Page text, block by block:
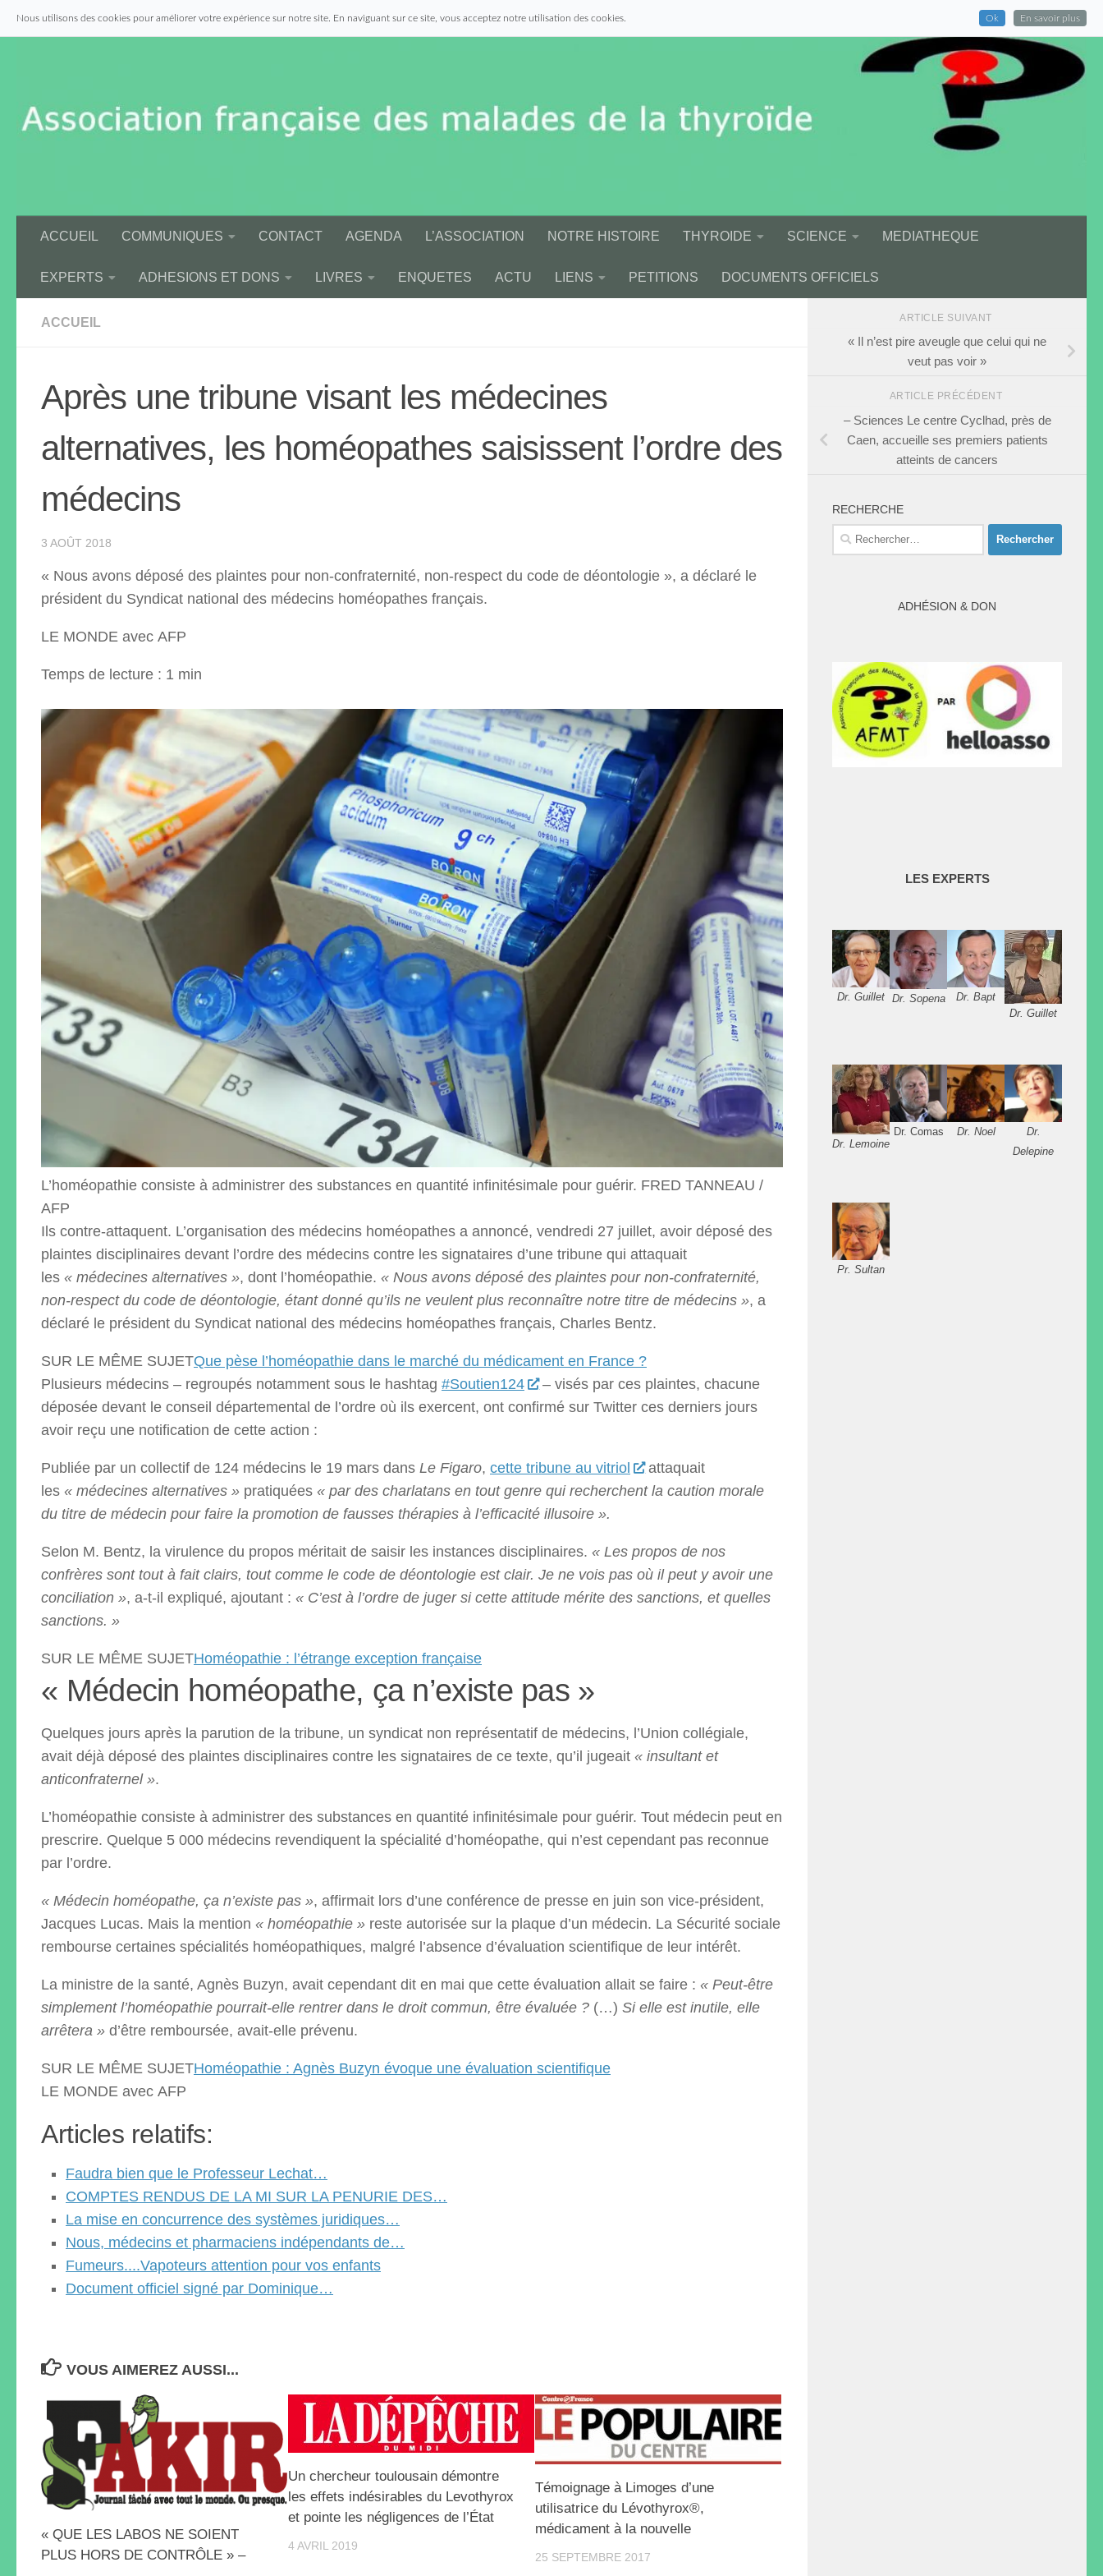
Skip to content
ACCUEIL COMMUNIQUES CONTACT AGENDA L’ASSOCIATION NOTRE HISTOIRE THYROIDE SCIENCE MEDIATHEQUE
EXPERTS ADHESIONS ET DONS LIVRES ENQUETES ACTU LIENS PETITIONS DOCUMENTS OFFICIELS
ACCUEIL
Après une tribune visant les médecines
alternatives, les homéopathes saisissent l’ordre des
médecins
3 AOÛT 2018
« Nous avons déposé des plaintes pour non-confraternité, non-respect du code de déontologie », a déclaré le
président du Syndicat national des médecins homéopathes français.
LE MONDE avec AFP
Temps de lecture : 1 min
L’homéopathie consiste à administrer des substances en quantité infinitésimale pour guérir. FRED TANNEAU /
AFP
Ils contre-attaquent. L’organisation des médecins homéopathes a annoncé, vendredi 27 juillet, avoir déposé des
plaintes disciplinaires devant l’ordre des médecins contre les signataires d’une tribune qui attaquait
les « médecines alternatives », dont l’homéopathie. « Nous avons déposé des plaintes pour non-confraternité,
non-respect du code de déontologie, étant donné qu’ils ne veulent plus reconnaître notre titre de médecins », a
déclaré le président du Syndicat national des médecins homéopathes français, Charles Bentz.
SUR LE MÊME SUJETQue pèse l’homéopathie dans le marché du médicament en France ?
Plusieurs médecins – regroupés notamment sous le hashtag #Soutien124
– visés par ces plaintes, chacune
déposée devant le conseil départemental de l’ordre où ils exercent, ont confirmé sur Twitter ces derniers jours
avoir reçu une notification de cette action :
Publiée par un collectif de 124 médecins le 19 mars dans Le Figaro, cette tribune au vitriol
attaquait
les « médecines alternatives » pratiquées « par des charlatans en tout genre qui recherchent la caution morale
du titre de médecin pour faire la promotion de fausses thérapies à l’efficacité illusoire ».
Selon M. Bentz, la virulence du propos méritait de saisir les instances disciplinaires. « Les propos de nos
confrères sont tout à fait clairs, tout comme le code de déontologie est clair. Je ne vois pas où il peut y avoir une
conciliation », a-t-il expliqué, ajoutant : « C’est à l’ordre de juger si cette attitude mérite des sanctions, et quelles
sanctions. »
SUR LE MÊME SUJETHoméopathie : l’étrange exception française
« Médecin homéopathe, ça n’existe pas »
Quelques jours après la parution de la tribune, un syndicat non représentatif de médecins, l’Union collégiale,
avait déjà déposé des plaintes disciplinaires contre les signataires de ce texte, qu’il jugeait « insultant et
anticonfraternel ».
L’homéopathie consiste à administrer des substances en quantité infinitésimale pour guérir. Tout médecin peut en
prescrire. Quelque 5 000 médecins revendiquent la spécialité d’homéopathe, qui n’est cependant pas reconnue
par l’ordre.
« Médecin homéopathe, ça n’existe pas », affirmait lors d’une conférence de presse en juin son vice-président,
Jacques Lucas. Mais la mention « homéopathie » reste autorisée sur la plaque d’un médecin. La Sécurité sociale
rembourse certaines spécialités homéopathiques, malgré l’absence d’évaluation scientifique de leur intérêt.
La ministre de la santé, Agnès Buzyn, avait cependant dit en mai que cette évaluation allait se faire : « Peut-être
simplement l’homéopathie pourrait-elle rentrer dans le droit commun, être évaluée ? (…) Si elle est inutile, elle
arrêtera » d’être remboursée, avait-elle prévenu.
SUR LE MÊME SUJETHoméopathie : Agnès Buzyn évoque une évaluation scientifique
LE MONDE avec AFP
Articles relatifs:
Faudra bien que le Professeur Lechat…
COMPTES RENDUS DE LA MI SUR LA PENURIE DES…
La mise en concurrence des systèmes juridiques…
Nous, médecins et pharmaciens indépendants de…
Fumeurs....Vapoteurs attention pour vos enfants
Document officiel signé par Dominique…
VOUS AIMEREZ AUSSI...
« QUE LES LABOS NE SOIENT
PLUS HORS DE CONTRÔLE » –
Un chercheur toulousain démontre
les effets indésirables du Levothyrox
et pointe les négligences de l’État
4 AVRIL 2019
Témoignage à Limoges d’une
utilisatrice du Lévothyrox®,
médicament à la nouvelle
25 SEPTEMBRE 2017
ARTICLE SUIVANT
« Il n’est pire aveugle que celui qui ne
veut pas voir »
ARTICLE PRÉCÉDENT
– Sciences Le centre Cyclhad, près de
Caen, accueille ses premiers patients
atteints de cancers
RECHERCHE
Rechercher :
ADHÉSION & DON
LES EXPERTS
Dr. Guillet Dr. Sopena
Dr. Bapt
Dr. Guillet
Dr. Lemoine
Dr. Comas Dr. Noel
Dr.
Delepine
Pr. Sultan
Nous utilisons des cookies pour améliorer votre expérience sur notre site. En naviguant sur ce site, vous acceptez notre utilisation des cookies. Ok En savoir plus